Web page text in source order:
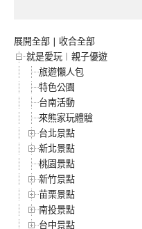
展開全部 | 收合全部
就是愛玩︱親子優遊
旅遊懶人包
特色公園
台南活動
來熊家玩體驗
台北景點
新北景點
桃園景點
新竹景點
苗栗景點
南投景點
台中景點